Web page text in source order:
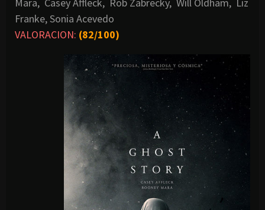
Franke, Sonia Acevedo
VALORACION: (82/100)